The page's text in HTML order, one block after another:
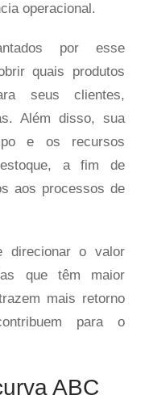
operacional.
por esse
quais produtos
seus clientes,
Além disso, sua
e os recursos
a fim de
aos processos de
direcionar o valor
que têm maior
mais retorno
para o
ABC